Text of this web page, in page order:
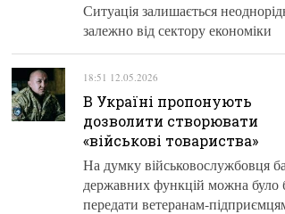
Ситуація залишається
залежно від сектору економіки
18:51 12.05.2026
В Україні пропонують
дозволити створювати
«військові товариства»
На думку військовослужбовця
державних функцій можна було
передати ветеранам-